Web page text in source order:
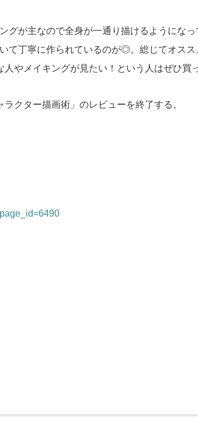
グが主なので全身が一通り描けるようにな
て丁寧に作られているのが◎。総じてオス
やメイキングが見たい！という人はぜひ買
クター描画術」のレビューを終了する。